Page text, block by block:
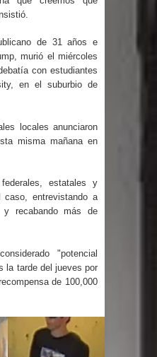
territorio nacional
cruzan la
para entrar a
decreto
2006 y exige ley del
Víctor D´Aza
relleno sanitario y se
deja seis jóvenes
de 31 años e
murió el miércoles
con estudiantes
en el suburbio de
locales anunciaron
misma mañana en
estatales y
caso, entrevistando a
recabando más de
"potencial
la tarde del jueves por
de 100,000